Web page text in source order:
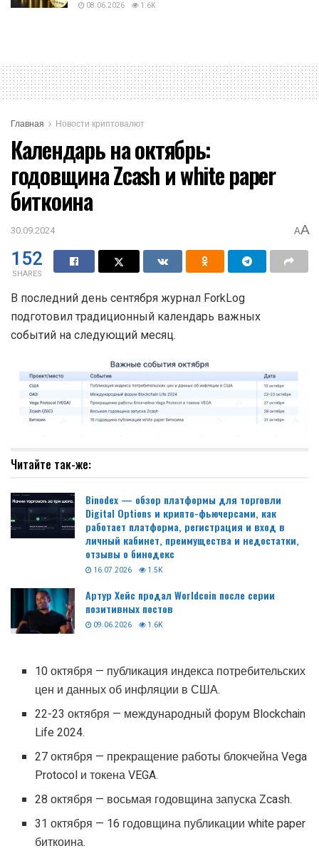
08.06.2026 1.6K
Главная Новости криптовалют
Календарь на октябрь:
годовщина Zcash и white paper
биткоина
30.09.2024 AA
152
SHARES
В последний день сентября журнал ForkLog
подготовил традиционный календарь важных
событий на следующий месяц.
Читайте так-же:
Binodex — обзор платформы для торговли
Digital Options и крипто-фьючерсами, как
работает платформа, регистрация и вход в
личный кабинет, преимущества и недостатки,
отзывы о бинодекс
16.07.2026 1.5K
Артур Хейс продал Worldcoin после серии
позитивных постов
09.06.2026 1.6K
10 октября — публикация индекса потребительских
цен и данных об инфляции в США.
22-23 октября — международный форум Blockchain
Life 2024.
27 октября — прекращение работы блокчейна Vega
Protocol и токена VEGA.
28 октября — восьмая годовщина запуска Zcash.
31 октября — 16 годовщина публикации white paper
биткоина.